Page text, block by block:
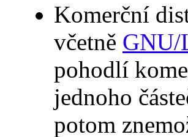
Komerční
včetně GNU/
pohodlí
jednoho
potom